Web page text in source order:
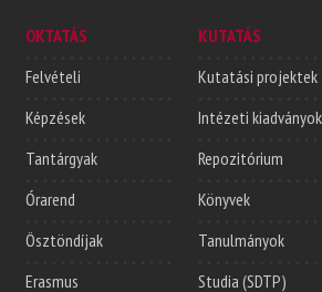
OKTATÁS
Felvételi
Képzések
Tantárgyak
Órarend
Ösztöndíjak
Erasmus
KUTATÁS
Kutatási projektek
Intézeti kiadványok
Repozitórium
Könyvek
Tanulmányok
Studia (SDTP)